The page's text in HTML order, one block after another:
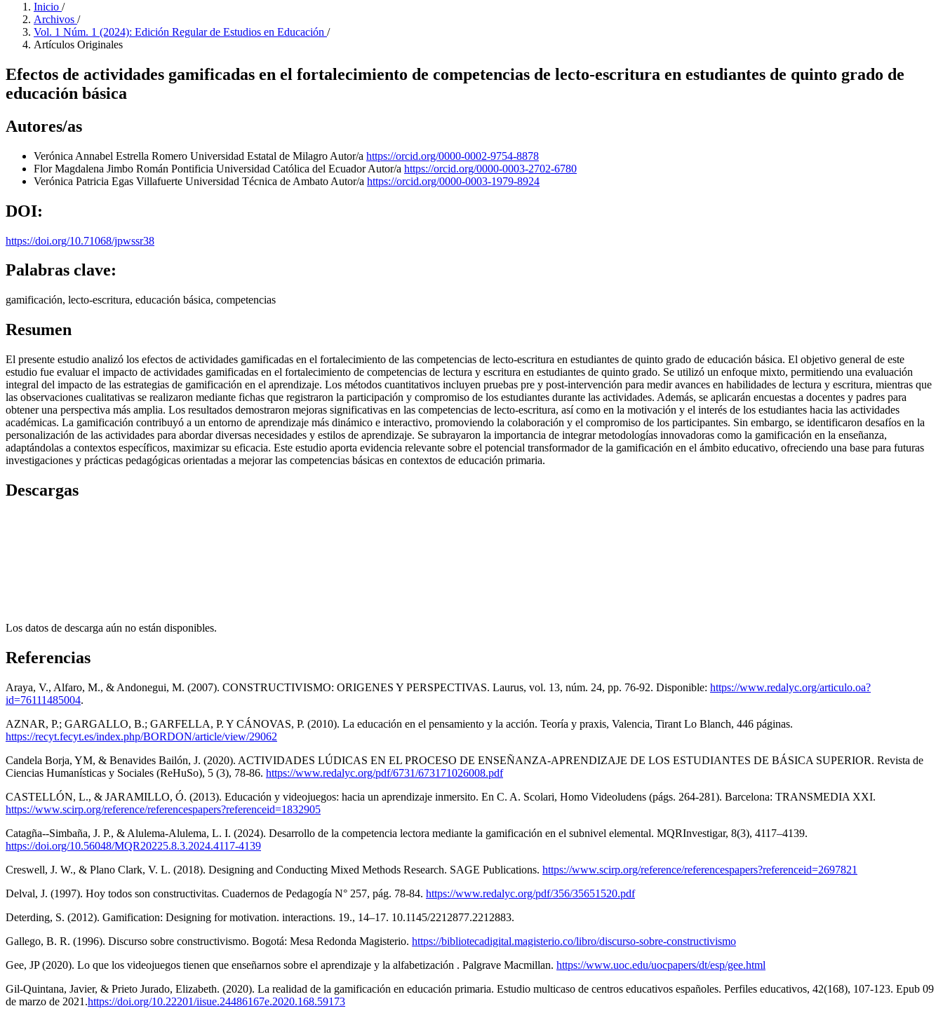
Inicio /
Archivos /
Vol. 1 Núm. 1 (2024): Edición Regular de Estudios en Educación /
Artículos Originales
Efectos de actividades gamificadas en el fortalecimiento de competencias de lecto-escritura en estudiantes de quinto grado de
educación básica
Autores/as
Verónica Annabel Estrella Romero Universidad Estatal de Milagro Autor/a https://orcid.org/0000-0002-9754-8878
Flor Magdalena Jimbo Román Pontificia Universidad Católica del EcuadorAutor/a https://orcid.org/0000-0003-2702-6780
Verónica Patricia Egas Villafuerte Universidad Técnica de Ambato Autor/a https://orcid.org/0000-0003-1979-8924
DOI:
https://doi.org/10.71068/jpwssr38
Palabras clave:
gamificación, lecto-escritura, educación básica, competencias
Resumen
El presente estudio analizó los efectos de actividades gamificadas en el fortalecimiento de las competencias de lecto-escritura en estudiantes de quinto grado de educación básica. El objetivo general de este
estudio fue evaluar el impacto de actividades gamificadas en el fortalecimiento de competencias de lectura y escritura en estudiantes de quinto grado. Se utilizó un enfoque mixto, permitiendo una evaluación
integral del impacto de las estrategias de gamificación en el aprendizaje. Los métodos cuantitativos incluyen pruebas pre y post-intervención para medir avances en habilidades de lectura y escritura, mientras que
las observaciones cualitativas se realizaron mediante fichas que registraron la participación y compromiso de los estudiantes durante las actividades. Además, se aplicarán encuestas a docentes y padres para
obtener una perspectiva más amplia. Los resultados demostraron mejoras significativas en las competencias de lecto-escritura, así como en la motivación y el interés de los estudiantes hacia las actividades
académicas. La gamificación contribuyó a un entorno de aprendizaje más dinámico e interactivo, promoviendo la colaboración y el compromiso de los participantes. Sin embargo, se identificaron desafíos en la
personalización de las actividades para abordar diversas necesidades y estilos de aprendizaje. Se subrayaron la importancia de integrar metodologías innovadoras como la gamificación en la enseñanza,
adaptándolas a contextos específicos, maximizar su eficacia. Este estudio aporta evidencia relevante sobre el potencial transformador de la gamificación en el ámbito educativo, ofreciendo una base para futuras
investigaciones y prácticas pedagógicas orientadas a mejorar las competencias básicas en contextos de educación primaria.
Descargas
Los datos de descarga aún no están disponibles.
Referencias
Araya, V., Alfaro, M., & Andonegui, M. (2007). CONSTRUCTIVISMO: ORIGENES Y PERSPECTIVAS. Laurus, vol. 13, núm. 24, pp. 76-92. Disponible: https://www.redalyc.org/articulo.oa?
id=76111485004.
AZNAR, P.; GARGALLO, B.; GARFELLA, P. Y CÁNOVAS, P. (2010). La educación en el pensamiento y la acción. Teoría y praxis, Valencia, Tirant Lo Blanch, 446 páginas.
https://recyt.fecyt.es/index.php/BORDON/article/view/29062
Candela Borja, YM, & Benavides Bailón, J. (2020). ACTIVIDADES LÚDICAS EN EL PROCESO DE ENSEÑANZA-APRENDIZAJE DE LOS ESTUDIANTES DE BÁSICA SUPERIOR. Revista de
Ciencias Humanísticas y Sociales (ReHuSo), 5 (3), 78-86. https://www.redalyc.org/pdf/6731/673171026008.pdf
CASTELLÓN, L., & JARAMILLO, Ó. (2013). Educación y videojuegos: hacia un aprendizaje inmersito. En C. A. Scolari, Homo Videoludens (págs. 264-281). Barcelona: TRANSMEDIA XXI.
https://www.scirp.org/reference/referencespapers?referenceid=1832905
Catagña--Simbaña, J. P., & Alulema-Alulema, L. I. (2024). Desarrollo de la competencia lectora mediante la gamificación en el subnivel elemental. MQRInvestigar, 8(3), 4117–4139.
https://doi.org/10.56048/MQR20225.8.3.2024.4117-4139
Creswell, J. W., & Plano Clark, V. L. (2018). Designing and Conducting Mixed Methods Research. SAGE Publications. https://www.scirp.org/reference/referencespapers?referenceid=2697821
Delval, J. (1997). Hoy todos son constructivitas. Cuadernos de Pedagogía N° 257, pág. 78-84. https://www.redalyc.org/pdf/356/35651520.pdf
Deterding, S. (2012). Gamification: Designing for motivation. interactions. 19., 14–17. 10.1145/2212877.2212883.
Gallego, B. R. (1996). Discurso sobre constructivismo. Bogotá: Mesa Redonda Magisterio. https://bibliotecadigital.magisterio.co/libro/discurso-sobre-constructivismo
Gee, JP (2020). Lo que los videojuegos tienen que enseñarnos sobre el aprendizaje y la alfabetización . Palgrave Macmillan. https://www.uoc.edu/uocpapers/dt/esp/gee.html
Gil-Quintana, Javier, & Prieto Jurado, Elizabeth. (2020). La realidad de la gamificación en educación primaria. Estudio multicaso de centros educativos españoles. Perfiles educativos, 42(168), 107-123. Epub 09
de marzo de 2021.https://doi.org/10.22201/iisue.24486167e.2020.168.59173